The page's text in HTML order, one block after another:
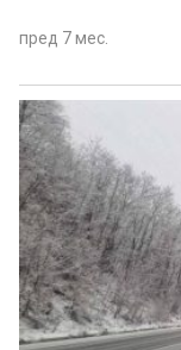
пред 7 мес.